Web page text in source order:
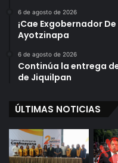
6 de agosto de 2026
¡Cae Exgobernador
Ayotzinapa
6 de agosto de 2026
Continúa la entrega
de Jiquilpan
ÚLTIMAS NOTICIAS